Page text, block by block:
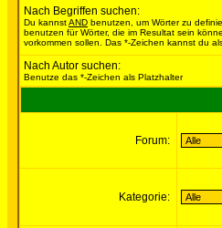
Nach Begriffen suchen:
Du kannstAND benutzen, um Wörter zu
benutzen für Wörter, die im Resultat sein
vorkommen sollen. Das *-Zeichen kannst du
Nach Autor suchen:
Benutze das *-Zeichen als Platzhalter
Forum:
Kategorie: